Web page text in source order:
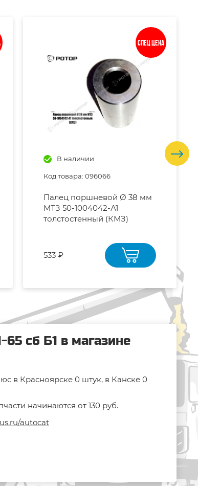
Спец цена
В наличии
Код товара: 096066
Палец поршневой Ø 38 мм
МТЗ 50-1004042-А1
толстостенный (КМЗ)
533 ₽
сб Б1 в магазине
в Красноярске 0 штук, в Канске 0
начинаются от 130 руб.
autocat